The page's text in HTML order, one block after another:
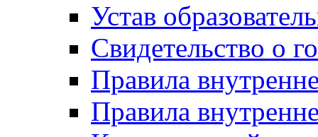
Устав
Свидетельство о
Правила
Правила